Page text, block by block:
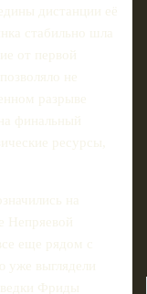
дистанции её
стабильно шла
от первой
не
разрыве
финальный
ресурсы,
на
еще рядом с
выглядели
Фриды